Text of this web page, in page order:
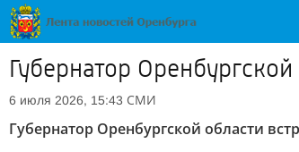
Губернатор
6 июля 2026, 15:43 СМИ
Губернатор Оренбургской области